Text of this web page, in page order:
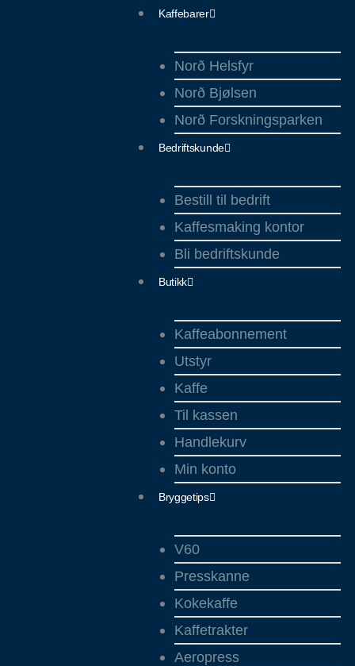
Kaffebarer
Norð Helsfyr
Norð Bjølsen
Norð Forskningsparken
Bedriftskunde
Bestill til bedrift
Kaffesmaking kontor
Bli bedriftskunde
Butikk
Kaffeabonnement
Utstyr
Kaffe
Til kassen
Handlekurv
Min konto
Bryggetips
V60
Presskanne
Kokekaffe
Kaffetrakter
Aeropress